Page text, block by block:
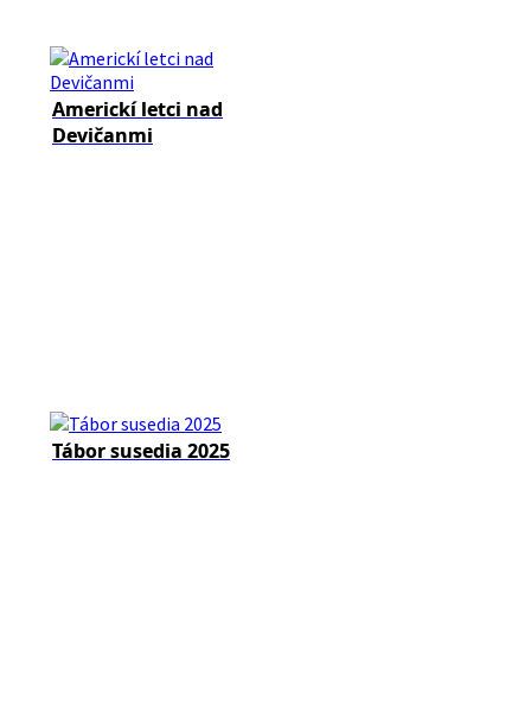
Americkí letci nad
Devičanmi
Tábor susedia 2025